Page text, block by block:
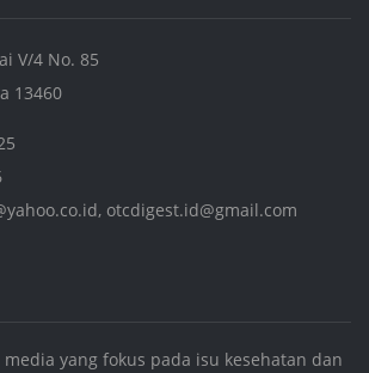
V/4 No. 85
13460
, otcdigest.id@gmail.com
media yang fokus pada isu kesehatan dan